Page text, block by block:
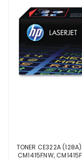
TONER CE322A
CM1415FNW,